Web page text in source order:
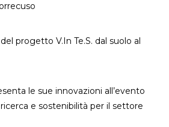
progetto V.In Te.S. dal suolo al
le sue innovazioni all’evento
e sostenibilità per il settore